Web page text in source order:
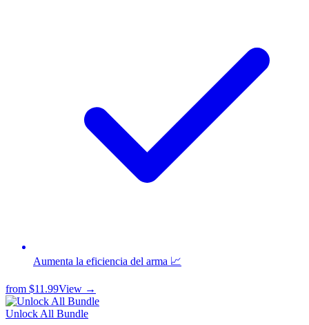
Aumenta la eficiencia del arma 📈
from $11.99View →
Unlock All Bundle